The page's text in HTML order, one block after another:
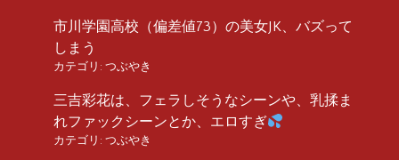
市川学園高校（偏差値73）の美女JK、バズって
しまう
カテゴリ: つぶやき
三吉彩花は、フェラしそうなシーンや、乳揉ま
れファックシーンとか、エロすぎ
カテゴリ: つぶやき